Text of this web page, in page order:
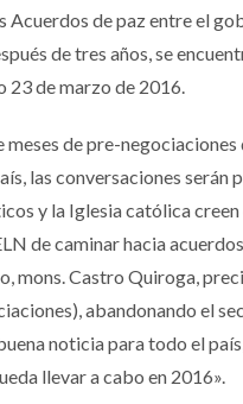
de paz entre el
de tres años, se
23 de marzo de 2016.
meses de pre-
las conversaciones serán
y la Iglesia católica creen
de caminar hacia
mons. Castro Quiroga,
abandonando el
noticia para todo el
llevar a cabo en 2016».